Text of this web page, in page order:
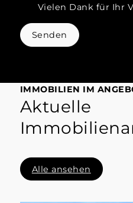
Vielen Dank für Ihr
Senden
IMMOBILIEN IM
Aktuelle
Alle ansehen